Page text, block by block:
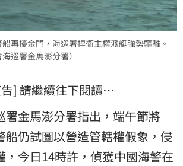
再擾金門，海巡署捍衛主權派艇強勢驅離。
巡署金馬澎分署）
] 請繼續往下閱讀…
署金馬澎分署指出，端午節將
船仍試圖以營造管轄權假象，侵
，今日14時許，偵獲中國海警在